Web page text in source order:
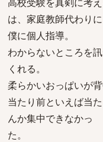
は、家庭教師代わりに
僕に個人指導。
わからないところを
くれる。
柔らかいおっぱいが
当たり前といえば当
んか集中できなかっ
た。